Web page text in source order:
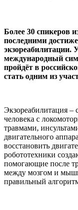
Более 30 спикеров
последними
международный
пройдёт в
стать одним из
Экзореабилитация –
человека с
травмами,
двигательного
восстановить
робототехники
помогающие после
между мозгом и
правильный